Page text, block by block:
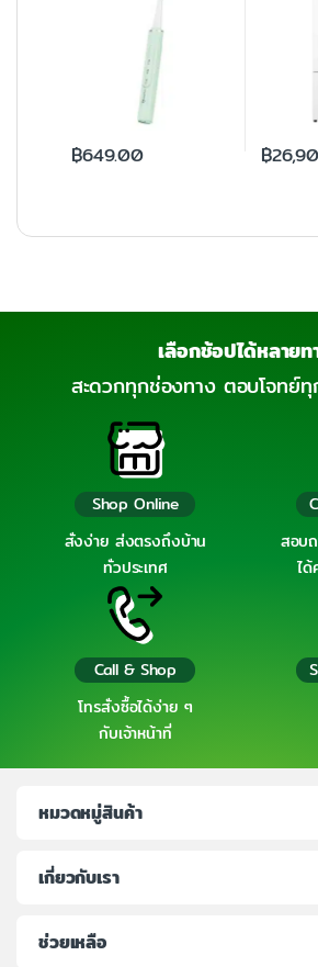
฿649.00 ฿
เลือกช้อปได้หลายท
สะดวกทุกช่องทาง ตอบโจทย์ทุ
Shop Online
สั่งง่าย ส่งตรงถึงบ้าน
ทั่วประเทศ
สอบ
ได้
Call & Shop
โทรสั่งซื้อได้ง่าย ๆ
กับเจ้าหน้าที่
หมวดหมู่สินค้า
เกี่ยวกับเรา
ช่วยเหลือ